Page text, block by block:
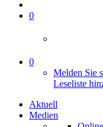
0
0
Melden Sie
Leseliste
Aktuell
Medien